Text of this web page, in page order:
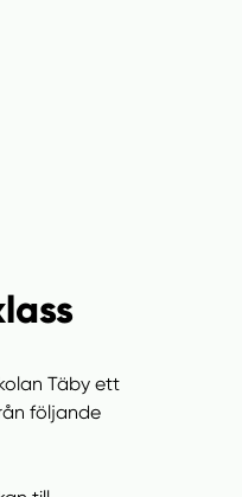
Täby ett
följande